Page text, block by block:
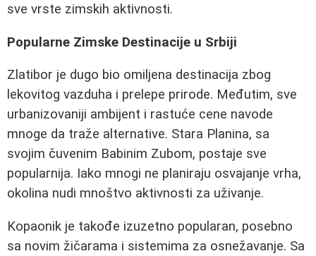
sve vrste zimskih aktivnosti.
Popularne Zimske Destinacije u Srbiji
Zlatibor je dugo bio omiljena destinacija zbog
lekovitog vazduha i prelepe prirode. Međutim, sve
urbanizovaniji ambijent i rastuće cene navode
mnoge da traže alternative. Stara Planina, sa
svojim čuvenim Babinim Zubom, postaje sve
popularnija. Iako mnogi ne planiraju osvajanje vrha,
okolina nudi mnoštvo aktivnosti za uživanje.
Kopaonik je takođe izuzetno popularan, posebno
sa novim žičarama i sistemima za osnežavanje. Sa